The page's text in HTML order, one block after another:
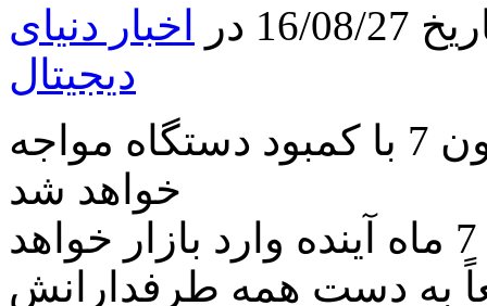
در
اخبار دنیای
دیجیتال
اپل در زمان عرضه رسمی آیفون 7 با کمبود دستگاه مواجه
خواهد شد
همان طور که می دانید، آیفون 7 ماه آینده وارد بازار خواهد
به دست همه طرفدارانش